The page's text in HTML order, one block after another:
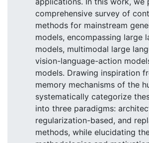
comprehensive survey of
methods for mainstream
models, encompassing large
models, multimodal large
vision-language-action
models. Drawing inspiration
memory mechanisms of the
systematically categorize
into three paradigms:
regularization-based, and
methods, while elucidating